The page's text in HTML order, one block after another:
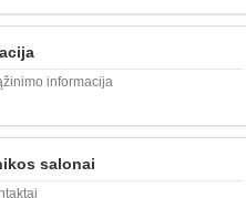
informacija
salonai